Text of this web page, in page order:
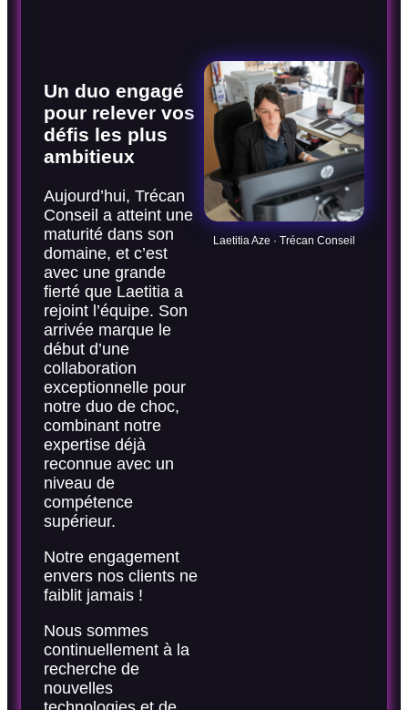
Un duo engagé
pour relever vos
défis les plus
ambitieux
Aujourd’hui, Trécan
Conseil a atteint une
maturité dans son
domaine, et c’est
avec une grande
fierté que Laetitia a
rejoint l’équipe. Son
arrivée marque le
début d’une
collaboration
exceptionnelle pour
notre duo de choc,
combinant notre
expertise déjà
reconnue avec un
niveau de
compétence
supérieur.
Notre engagement
envers nos clients ne
faiblit jamais !
Nous sommes
continuellement à la
recherche de
nouvelles
Laetitia Aze · Trécan Conseil